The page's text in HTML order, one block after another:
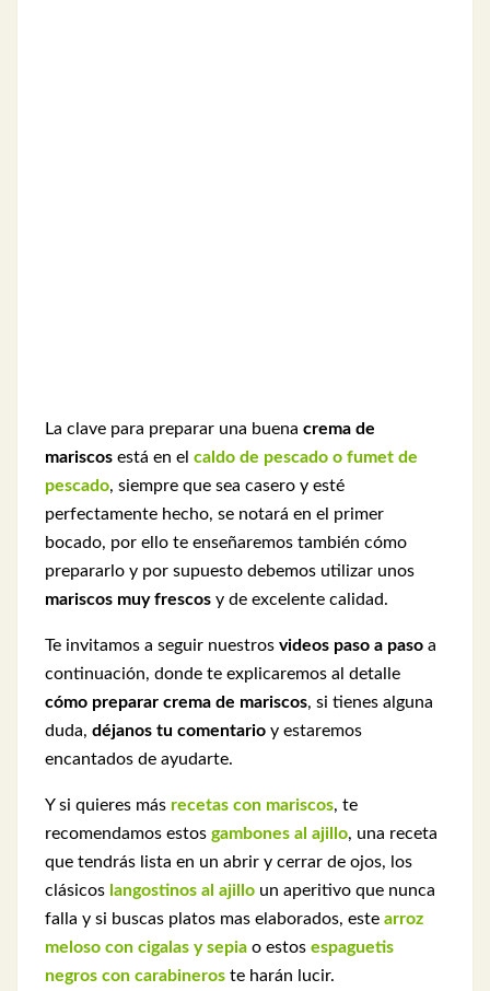
La clave para preparar una buena crema de
mariscos está en el caldo de pescado o fumet de
pescado, siempre que sea casero y esté
perfectamente hecho, se notará en el primer
bocado, por ello te enseñaremos también cómo
prepararlo y por supuesto debemos utilizar unos
mariscos muy frescos y de excelente calidad.
Te invitamos a seguir nuestros videos paso a paso a
continuación, donde te explicaremos al detalle
cómo preparar crema de mariscos, si tienes alguna
duda, déjanos tu comentario y estaremos
encantados de ayudarte.
Y si quieres más recetas con mariscos, te
recomendamos estos gambones al ajillo, una receta
que tendrás lista en un abrir y cerrar de ojos, los
clásicos langostinos al ajillo un aperitivo que nunca
falla y si buscas platos mas elaborados, este arroz
meloso con cigalas y sepia o estos espaguetis
negros con carabineros te harán lucir.